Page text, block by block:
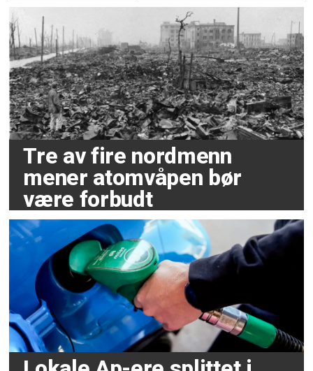
Tre av fire nordmenn
mener atomvåpen bør
være forbudt